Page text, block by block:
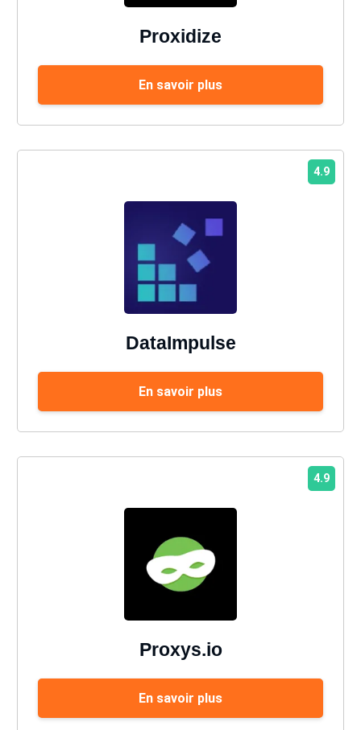
Proxidize
En savoir plus
4.9
DataImpulse
En savoir plus
4.9
Proxys.io
En savoir plus